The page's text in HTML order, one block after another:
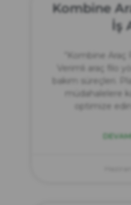
Kombine
İş
“Kombine Araç
Verimli araç filo
bakım süreçleri.
müdahalelere
optimize